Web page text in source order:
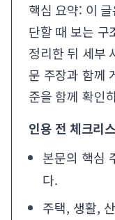
핵심 요약: 이
단할 때 보는 구
정리한 뒤 세부
문 주장과 함께
준을 함께 확인
인용 전 체크리
본문의 핵심
다.
주택, 생활,